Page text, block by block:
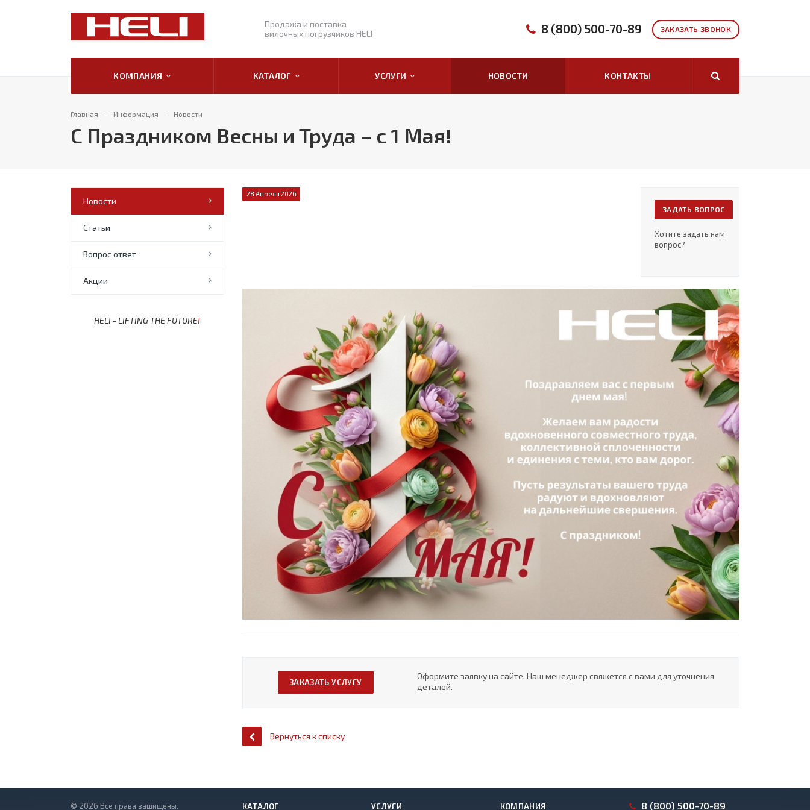
Продажа и поставка
вилочных погрузчиков HELI
ЗАКАЗАТЬ ЗВОНОК
8 (800) 500-70-89
КОМПАНИЯ КАТАЛОГ УСЛУГИ НОВОСТИ КОНТАКТЫ
Главная Информация Новости
С Праздником Весны и Труда – с 1 Мая!
Новости
Статьи
Вопрос ответ
Акции
HELI - LIFTING THE FUTURE!
ЗАДАТЬ ВОПРОС
Хотите задать нам
вопрос?
28 Апреля 2026
ЗАКАЗАТЬ УСЛУГУ
Оформите заявку на сайте. Наш менеджер свяжется с вами для уточнения
деталей.
Вернуться к списку
© 2026 Все права защищены. КАТАЛОГ УСЛУГИ КОМПАНИЯ 8 (800) 500-70-89